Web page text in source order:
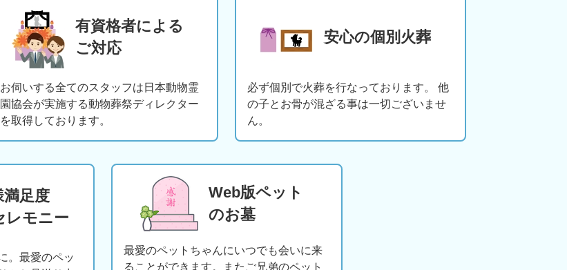
有資格者による
ご対応
お伺いする全てのスタッフは日本動物霊
園協会が実施する動物葬祭ディレクター
を取得しております。
安心の個別火葬
必ず個別で火葬を行なっております。 他
の子とお骨が混ざる事は一切ございませ
ん。
満足度
レモニー
。最愛のペッ
Web版ペット
のお墓
最愛のペットちゃんにいつでも会いに来
ることができます。またご兄弟のペット